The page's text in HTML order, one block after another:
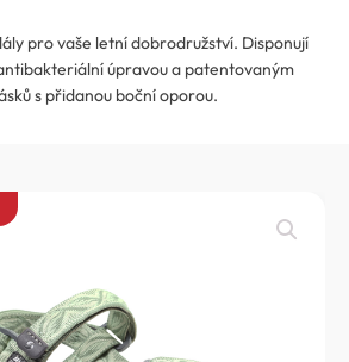
pro vaše letní dobrodružství. Disponují
úpravou a patentovaným
s přidanou boční oporou.